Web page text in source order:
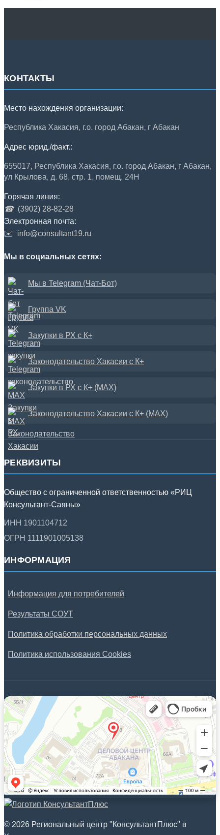
КОНТАКТЫ
Место нахождения организации:
Республика Хакасия, г.о. город Абакан, г Абакан
Адрес юрид./факт.:
655017, Республика Хакасия, г.о. город Абакан, г Абакан,
ул Крылова, д. 68, стр. 1, помещ. 24Н
Горячая линия:
☎ (3902) 28-82-28
Электронная почта:
✉️
info@consultant19.ru
Мы в социальных сетях:
Мы в Telegram (Чат-Бот)
Группа VK
Закупки в РХ с К+
Законодательство Хакасии с К+
Закупки в РХ с К+ (MAX)
Законодательство Хакасии с К+ (MAX)
РЕКВИЗИТЫ
Общество с ограниченной ответственностью «РИЦ
Консультант-Саяны»
ИНН 1901104712
ОГРН 1111901005138
ИНФОРМАЦИЯ
Информация для потребителей
Результаты СОУТ
Политика обработки персональных данных
Политика использования Cookies
© 2026 Региональный центр "КонсультантПлюс" в